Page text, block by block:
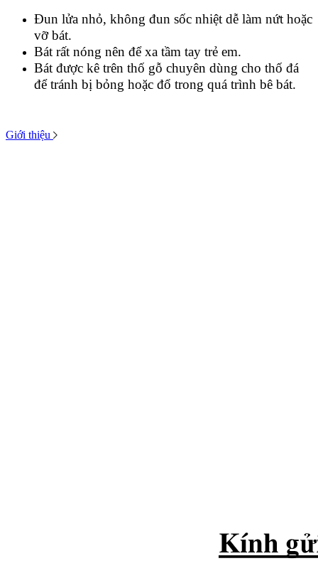
Đun lửa nhỏ, không đun sốc nhiệt dễ làm nứt hoặc
vỡ bát.
Bát rất nóng nên để xa tầm tay trẻ em.
Bát được kê trên thố gỗ chuyên dùng cho thố đá
để tránh bị bỏng hoặc đổ trong quá trình bê bát.
Giới thiệu